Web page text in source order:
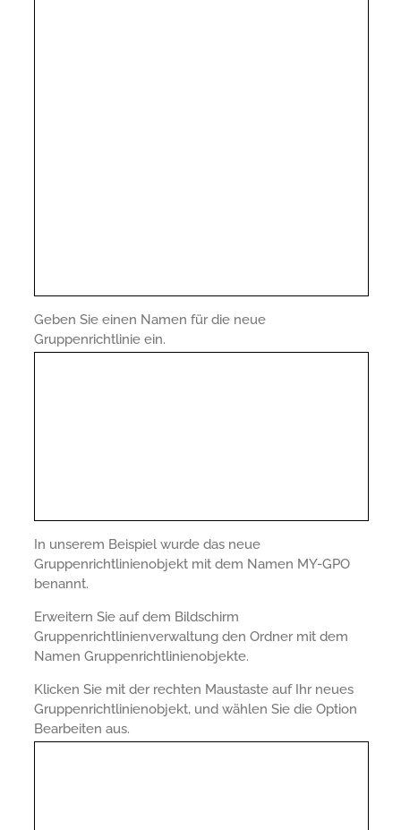
Geben Sie einen Namen für die neue
Gruppenrichtlinie ein.
In unserem Beispiel wurde das neue
Gruppenrichtlinienobjekt mit dem Namen MY-GPO
benannt.
Erweitern Sie auf dem Bildschirm
Gruppenrichtlinienverwaltung den Ordner mit dem
Namen Gruppenrichtlinienobjekte.
Klicken Sie mit der rechten Maustaste auf Ihr neues
Gruppenrichtlinienobjekt, und wählen Sie die Option
Bearbeiten aus.